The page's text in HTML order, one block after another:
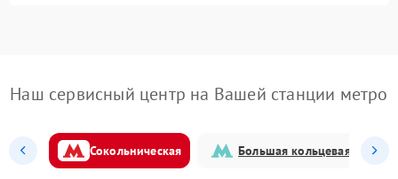
Наш сервисный центр на Вашей станции метро
Сокольническая Большая кольцевая